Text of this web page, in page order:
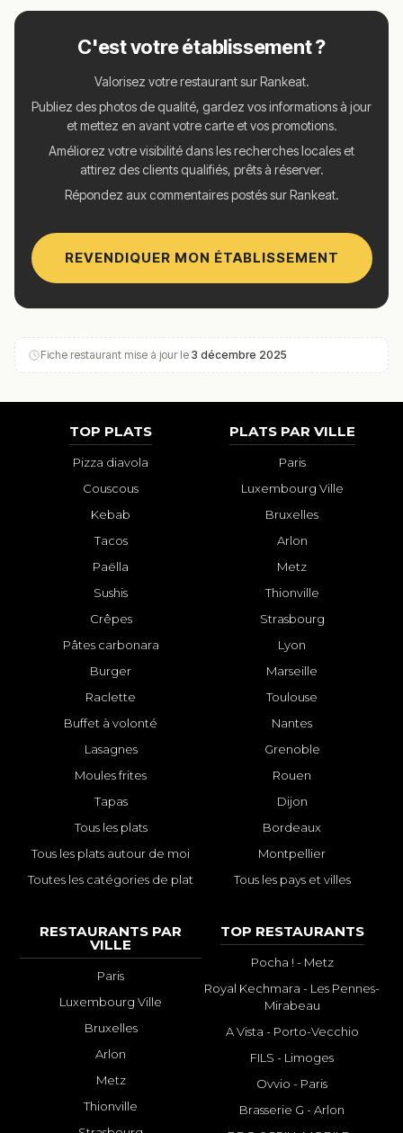
C'est votre établissement ?
Valorisez votre restaurant sur Rankeat.
Publiez des photos de qualité, gardez vos informations à jour
et mettez en avant votre carte et vos promotions.
Améliorez votre visibilité dans les recherches locales et
attirez des clients qualifiés, prêts à réserver.
Répondez aux commentaires postés sur Rankeat.
REVENDIQUER MON ÉTABLISSEMENT
Fiche restaurant mise à jour le 3 décembre 2025
TOP PLATS
Pizza diavola
Couscous
Kebab
Tacos
Paëlla
Sushis
Crêpes
Pâtes carbonara
Burger
Raclette
Buffet à volonté
Lasagnes
Moules frites
Tapas
Tous les plats
Tous les plats autour de moi
Toutes les catégories de plat
PLATS PAR VILLE
Paris
Luxembourg Ville
Bruxelles
Arlon
Metz
Thionville
Strasbourg
Lyon
Marseille
Toulouse
Nantes
Grenoble
Rouen
Dijon
Bordeaux
Montpellier
Tous les pays et villes
RESTAURANTS PAR
VILLE
Paris
Luxembourg Ville
Bruxelles
Arlon
Metz
Thionville
TOP RESTAURANTS
Pocha ! - Metz
Royal Kechmara - Les Pennes-
Mirabeau
A Vista - Porto-Vecchio
FILS - Limoges
Ovvio - Paris
Brasserie G - Arlon